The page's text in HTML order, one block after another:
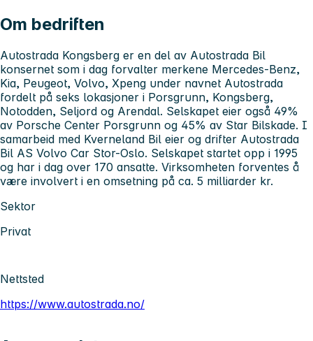
Om bedriften
Autostrada Kongsberg er en del av Autostrada Bil
konsernet som i dag forvalter merkene Mercedes-Benz,
Kia, Peugeot, Volvo, Xpeng under navnet Autostrada
fordelt på seks lokasjoner i Porsgrunn, Kongsberg,
Notodden, Seljord og Arendal. Selskapet eier også 49%
av Porsche Center Porsgrunn og 45% av Star Bilskade. I
samarbeid med Kverneland Bil eier og drifter Autostrada
Bil AS Volvo Car Stor-Oslo. Selskapet startet opp i 1995
og har i dag over 170 ansatte. Virksomheten forventes å
være involvert i en omsetning på ca. 5 milliarder kr.
Sektor
Privat
Nettsted
https://www.autostrada.no/